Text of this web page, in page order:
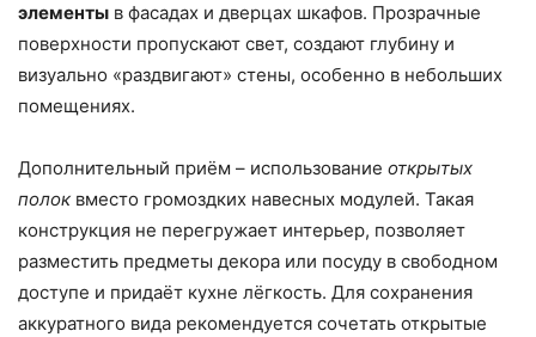
элементы в фасадах и дверцах шкафов. Прозрачные
поверхности пропускают свет, создают глубину и
визуально «раздвигают» стены, особенно в небольших
помещениях.
Дополнительный приём – использование открытых
полок вместо громоздких навесных модулей. Такая
конструкция не перегружает интерьер, позволяет
разместить предметы декора или посуду в свободном
доступе и придаёт кухне лёгкость. Для сохранения
аккуратного вида рекомендуется сочетать открытые